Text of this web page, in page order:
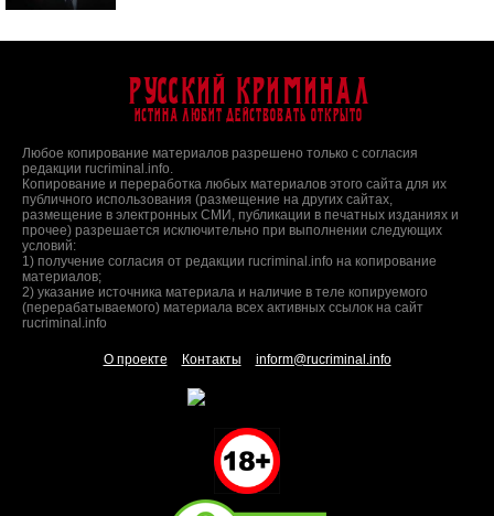
Русский Криминал
Истина любит действовать открыто
Любое копирование материалов разрешено только с согласия
редакции rucriminal.info.
Копирование и переработка любых материалов этого сайта для их
публичного использования (размещение на других сайтах,
размещение в электронных СМИ, публикации в печатных изданиях и
прочее) разрешается исключительно при выполнении следующих
условий:
1) получение согласия от редакции rucriminal.info на копирование
материалов;
2) указание источника материала и наличие в теле копируемого
(перерабатываемого) материала всех активных ссылок на сайт
rucriminal.info
О проекте Контакты inform@rucriminal.info